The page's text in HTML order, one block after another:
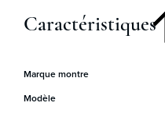
Caractéristiques
Marque montre
Modèle